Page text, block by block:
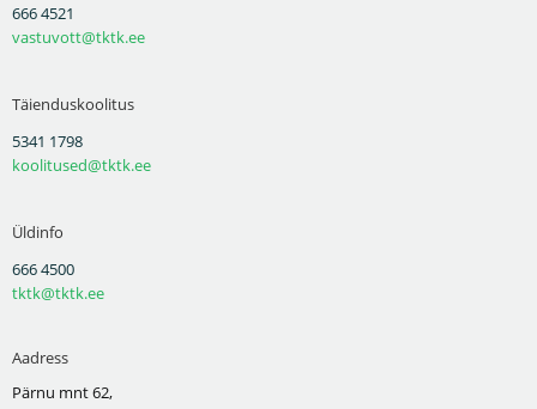
666 4521
vastuvott@tktk.ee
Täienduskoolitus
5341 1798
koolitused@tktk.ee
Üldinfo
666 4500
tktk@tktk.ee
Aadress
Pärnu mnt 62,